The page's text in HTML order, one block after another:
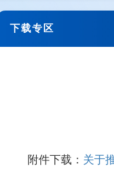
下载专区
附件下载： 关于